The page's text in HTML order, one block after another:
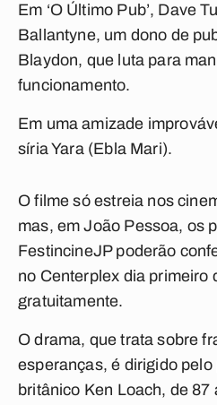
Em ‘O Último Pub’, Dave
Ballantyne, um dono de
Blaydon, que luta para
funcionamento.
Em uma amizade
síria Yara (Ebla Mari).
O filme só estreia nos
mas, em João Pessoa, os
FestincineJP poderão
no Centerplex dia primeiro
gratuitamente.
O drama, que trata sobre
esperanças, é dirigido
britânico Ken Loach, de